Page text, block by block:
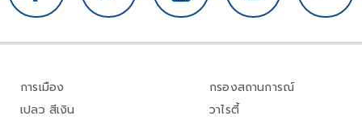
การเมือง
เปลว สีเงิน
กรองสถานการณ์
วาไรตี้